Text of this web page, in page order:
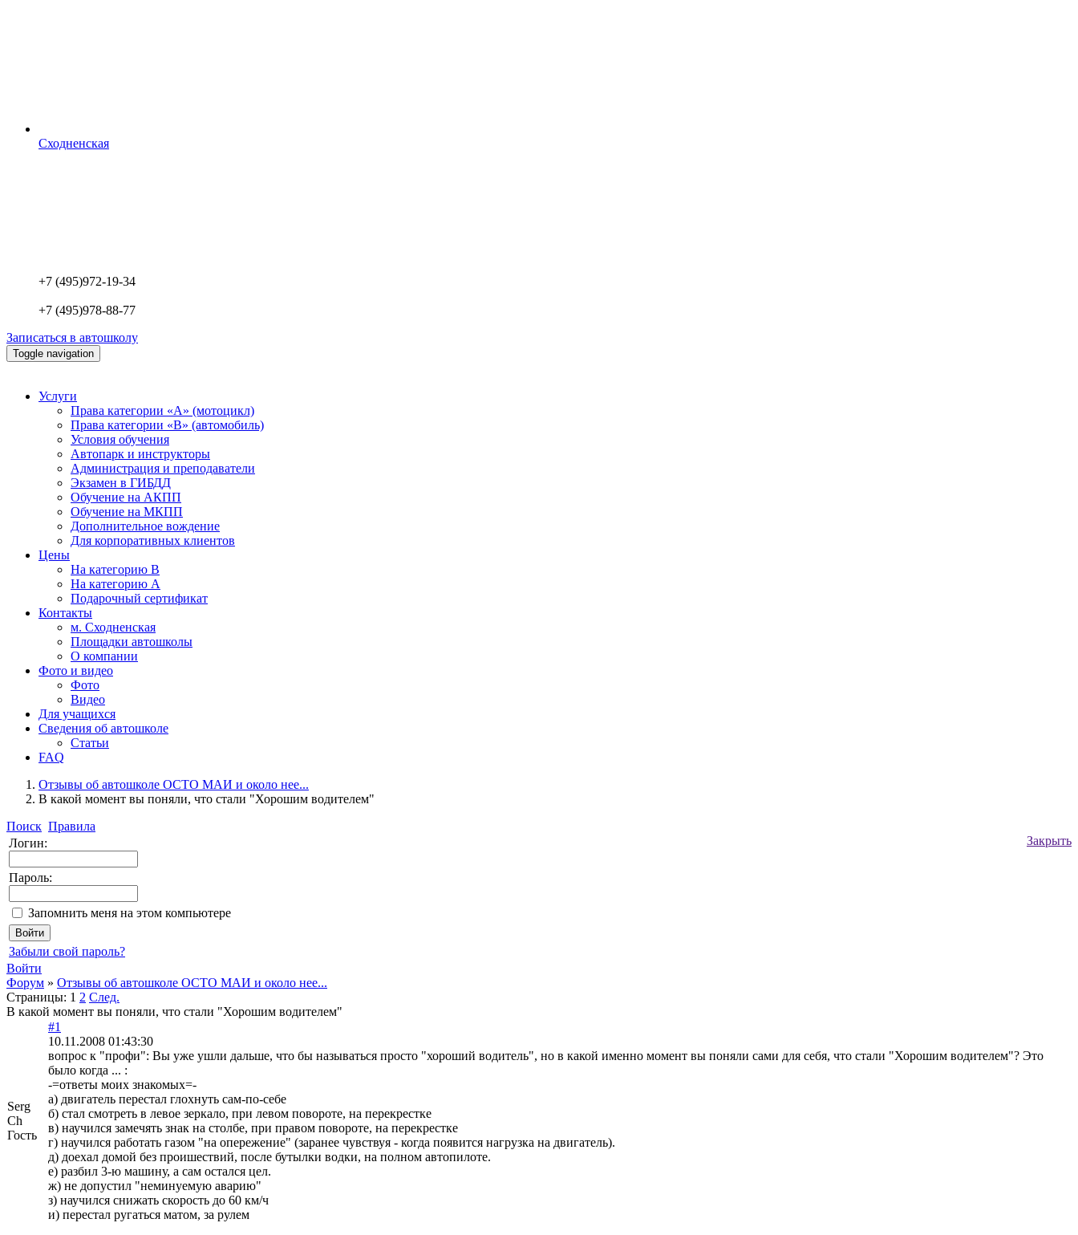
Сходненская
+7 (495)972-19-34
+7 (495)978-88-77
Записаться в автошколу
Toggle navigation
Услуги
Права категории «А» (мотоцикл)
Права категории «В» (автомобиль)
Условия обучения
Автопарк и инструкторы
Администрация и преподаватели
Экзамен в ГИБДД
Обучение на АКПП
Обучение на МКПП
Дополнительное вождение
Для корпоративных клиентов
Цены
На категорию В
На категорию A
Подарочный сертификат
Контакты
м. Сходненская
Площадки автошколы
О компании
Фото и видео
Фото
Видео
Для учащихся
Сведения об автошколе
Статьи
FAQ
Отзывы об автошколе ОСТО МАИ и около нее...
В какой момент вы поняли, что стали "Хорошим водителем"
Поиск Правила
Закрыть
Логин:
Пароль:
Запомнить меня на этом компьютере
Забыли свой пароль?
Войти
Форум » Отзывы об автошколе ОСТО МАИ и около нее...
Страницы: 1 2 След.
В какой момент вы поняли, что стали "Хорошим водителем"
Serg
Ch
Гость
#1
10.11.2008 01:43:30
вопрос к "профи": Вы уже ушли дальше, что бы называться просто "хороший водитель", но в какой именно момент вы поняли сами для себя, что стали "Хорошим водителем"? Это
было когда ... :
-=ответы моих знакомых=-
а) двигатель перестал глохнуть сам-по-себе
б) стал смотреть в левое зеркало, при левом повороте, на перекрестке
в) научился замечять знак на столбе, при правом повороте, на перекрестке
г) научился работать газом "на опережение" (заранее чувствуя - когда появится нагрузка на двигатель).
д) доехал домой без проишествий, после бутылки водки, на полном автопилоте.
е) разбил 3-ю машину, а сам остался цел.
ж) не допустил "неминуемую аварию"
з) научился снижать скорость до 60 км/ч
и) перестал ругаться матом, за рулем